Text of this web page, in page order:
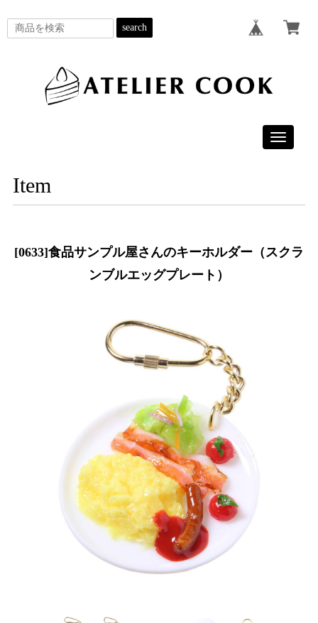
search
Toggle
Item
[0633]食品サンプル屋さんのキーホルダー（スクラ
ンブルエッグプレート）